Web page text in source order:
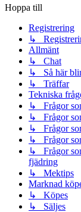
Hoppa till
Registrering
↳
Allmänt
↳ Chat
↳ Så här blir
↳ Träffar
Tekniska
↳ Frågor
↳ Frågor
↳ Frågor
↳ Frågor
↳ Frågor
fjädring
↳ Mektips
Marknad
↳ Köpes
↳ Säljes